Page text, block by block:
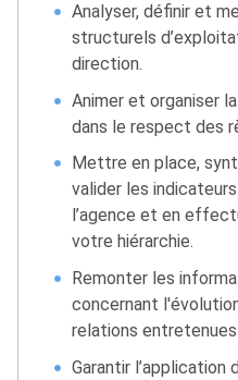
Analyser, définir et
structurels
direction.
Animer et organiser
dans le respect des
Mettre en place,
valider les
l’agence et en
votre hiérarchie.
Remonter les
concernant
relations
Garantir l’application